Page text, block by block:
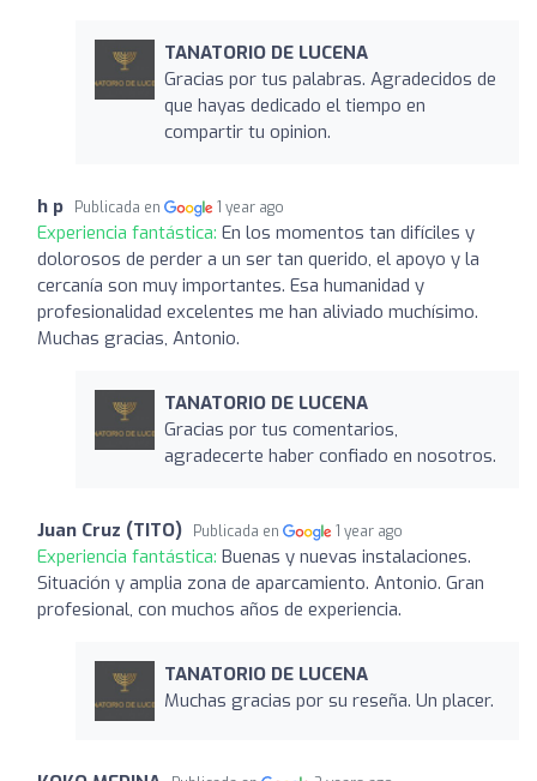
TANATORIO DE LUCENA
Gracias por tus palabras. Agradecidos de
que hayas dedicado el tiempo en
compartir tu opinion.
h p Publicada en 1 year ago
Experiencia fantástica: En los momentos tan difíciles y
dolorosos de perder a un ser tan querido, el apoyo y la
cercanía son muy importantes. Esa humanidad y
profesionalidad excelentes me han aliviado muchísimo.
Muchas gracias, Antonio.
TANATORIO DE LUCENA
Gracias por tus comentarios,
agradecerte haber confiado en nosotros.
Juan Cruz (TITO) Publicada en 1 year ago
Experiencia fantástica: Buenas y nuevas instalaciones.
Situación y amplia zona de aparcamiento. Antonio. Gran
profesional, con muchos años de experiencia.
TANATORIO DE LUCENA
Muchas gracias por su reseña. Un placer.